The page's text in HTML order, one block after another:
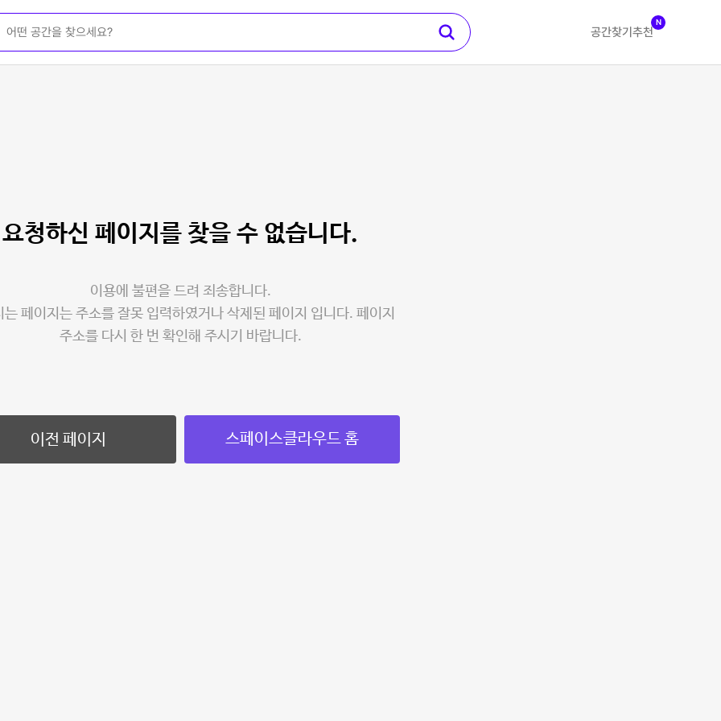
공간찾기 추천
N
요청하신 페이지를 찾을 수 없습니다.
이용에 불편을 드려 죄송합니다.
는 페이지는 주소를 잘못 입력하였거나 삭제된 페이지 입니다. 페이지
주소를 다시 한 번 확인해 주시기 바랍니다.
이전 페이지 스페이스클라우드 홈